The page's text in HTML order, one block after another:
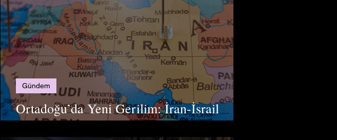
Ortadoğu’da Yeni Gerilim: İran-İsrail
Çatışmaları
Gündem